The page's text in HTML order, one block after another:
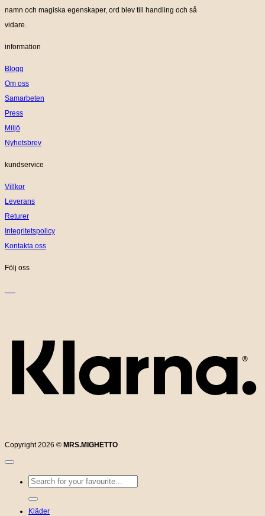
namn och magiska egenskaper, ord blev till handling och så
vidare.
information
Blogg
Om oss
Samarbeten
Press
Miljö
Nyhetsbrev
kundservice
Villkor
Leverans
Returer
Integritetspolicy
Kontakta oss
Följ oss
Copyright 2026 © MRS.MIGHETTO
Sök
efter:
Kläder